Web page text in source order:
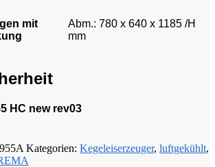
mit
Abm.: 780 x 640 x 1185 /H
mm
HC new rev03
Kategorien: Kegeleiserzeuger, luftgekühlt,